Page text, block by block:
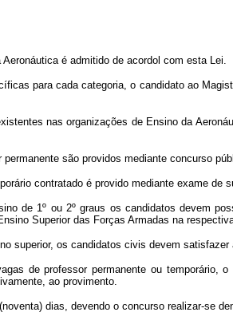
é admitido de acordol com esta Lei.
para cada categoria, o candidato ao
nas organizações de Ensino da
são providos mediante concurso
contratado é provido mediante exame
de 1º ou 2º graus os candidatos devem
Superior das Forças Armadas na
superior, os candidatos civis devem
de professor permanente ou temporário,
ao provimento.
dias, devendo o concurso realizar-se